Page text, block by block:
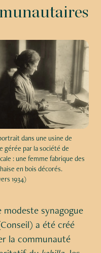
dans une usine de
gérée par la société de
: une femme fabrique des
en bois décorés.
1934)
modeste synagogue
a été créé
la communauté